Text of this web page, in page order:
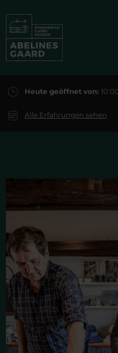
Heute geöffnet von:
Alle Erfahrungen sehen